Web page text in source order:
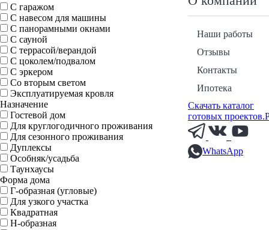
Наши работы
Отзывы
Контакты
Ипотека
Скачать каталог
готовых
WhatsApp
С гаражом
С навесом для машины
С панорамными окнами
С сауной
С террасой/верандой
С цоколем/подвалом
С эркером
Со вторым светом
Эксплуатируемая кровля
Назначение
Гостевой дом
Для круглогодичного проживания
Для сезонного проживания
Дуплексы
Особняк/усадьба
Таунхаусы
Форма дома
Г-образная (угловые)
Для узкого участка
Квадратная
Н-образная